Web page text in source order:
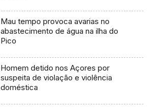
Mau tempo provoca avarias no
abastecimento de água na ilha do
Pico
Homem detido nos Açores por
suspeita de violação e violência
doméstica